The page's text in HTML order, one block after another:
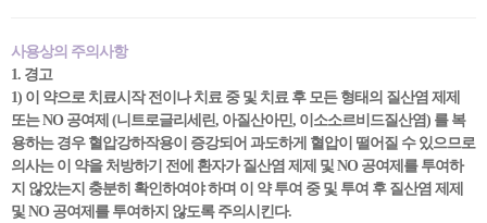
사용상의 주의사항
1. 경고
1) 이 약으로 치료시작 전이나 치료 중 및 치료 후 모든 형태의 질산염 제제
또는 NO 공여제 (니트로글리세린, 아질산아민, 이소소르비드질산염) 를 복
용하는 경우 혈압강하작용이 증강되어 과도하게 혈압이 떨어질 수 있으므로
의사는 이 약을 처방하기 전에 환자가 질산염 제제 및 NO 공여제를 투여하
지 않았는지 충분히 확인하여야 하며 이 약 투여 중 및 투여 후 질산염 제제
및 NO 공여제를 투여하지 않도록 주의시킨다.